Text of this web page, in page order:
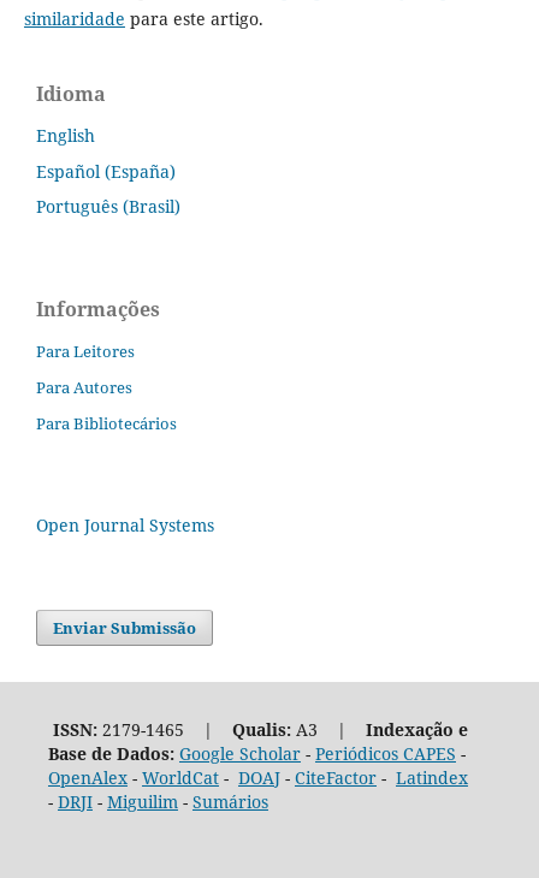
similaridade para este artigo.
Idioma
English
Español (España)
Português (Brasil)
Informações
Para Leitores
Para Autores
Para Bibliotecários
Open Journal Systems
Enviar Submissão
ISSN:2179-1465 | Qualis:A3 | Indexação e
Base de Dados: Google Scholar- Periódicos CAPES -
OpenAlex- WorldCat- DOAJ- CiteFactor- Latindex
- DRJI- Miguilim- Sumários